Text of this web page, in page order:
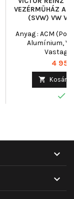
VEZÉRMŰHÁZ
(SVW) VW
Anyag : ACM
Alumínium,
Ár
4 950
 Kosárba


